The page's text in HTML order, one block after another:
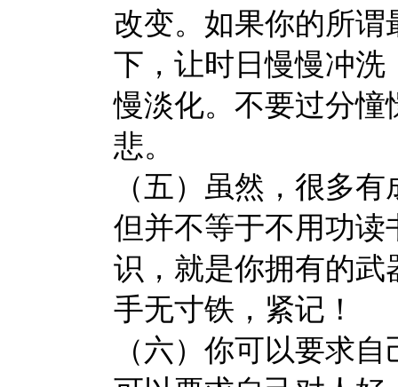
改变。如果你的所
下，让时日慢慢冲
慢淡化。不要过分
悲。
（五）虽然，很多
但并不等于不用功
识，就是你拥有的
手无寸铁，紧记！
（六）你可以要求